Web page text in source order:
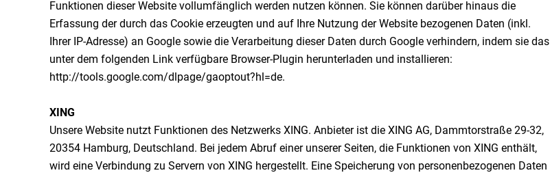
Funktionen dieser Website vollumfänglich werden nutzen können. Sie können darüber hinaus die
Erfassung der durch das Cookie erzeugten und auf Ihre Nutzung der Website bezogenen Daten (inkl.
Ihrer IP-Adresse) an Google sowie die Verarbeitung dieser Daten durch Google verhindern, indem sie das
unter dem folgenden Link verfügbare Browser-Plugin herunterladen und installieren:
http://tools.google.com/dlpage/gaoptout?hl=de.
XING
Unsere Website nutzt Funktionen des Netzwerks XING. Anbieter ist die XING AG, Dammtorstraße 29-32,
20354 Hamburg, Deutschland. Bei jedem Abruf einer unserer Seiten, die Funktionen von XING enthält,
wird eine Verbindung zu Servern von XING hergestellt. Eine Speicherung von personenbezogenen Daten